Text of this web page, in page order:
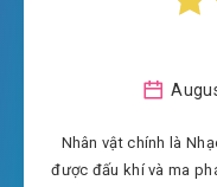
Nhân vật chính là
được đấu khí và ma